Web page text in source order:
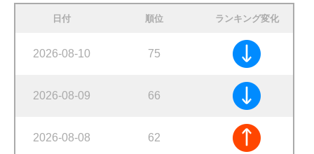
日付 順位 ランキング変化
2026-08-10 75
2026-08-09 66
2026-08-08 62